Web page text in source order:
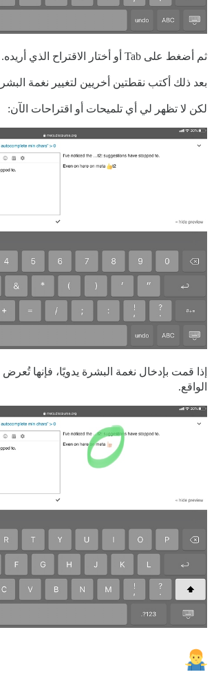
ثم أضغط على Tab أو أختار الاقتراح الذي أريده.
بعد ذلك أكتب نقطتين أخريين لتغيير نغمة
لكن لا تظهر لي أي تلميحات أو اقتراحات الآن:
إذا قمت بإدخال نغمة البشرة يدويًا، فإنها
الواقع.